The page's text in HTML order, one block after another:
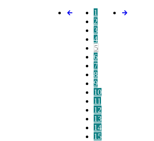
1
2
3
4
5
6
7
8
9
10
11
12
13
14
15